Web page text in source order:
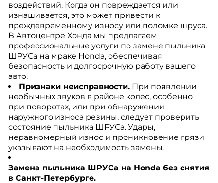
воздействий. Когда он повреждается или
изнашивается, это может привести к
преждевременному износу или поломке шруса.
В Автоцентре Хонда мы предлагаем
профессиональные услуги по замене пыльника
ШРУСа на мраке Honda, обеспечивая
безопасность и долгосрочную работу вашего
авто.
Признаки неисправности.При появлении
необычных звуков в районе колес, особенно
при поворотах, или при обнаружении
наружного износа резины, следует проверить
состояние пыльника ШРУСа. Удары,
неравномерный износ и проникновение грязи
указывают на необходимость замены.
Замена пыльника ШРУСа на Honda без снятия
в Санкт-Петербурге.